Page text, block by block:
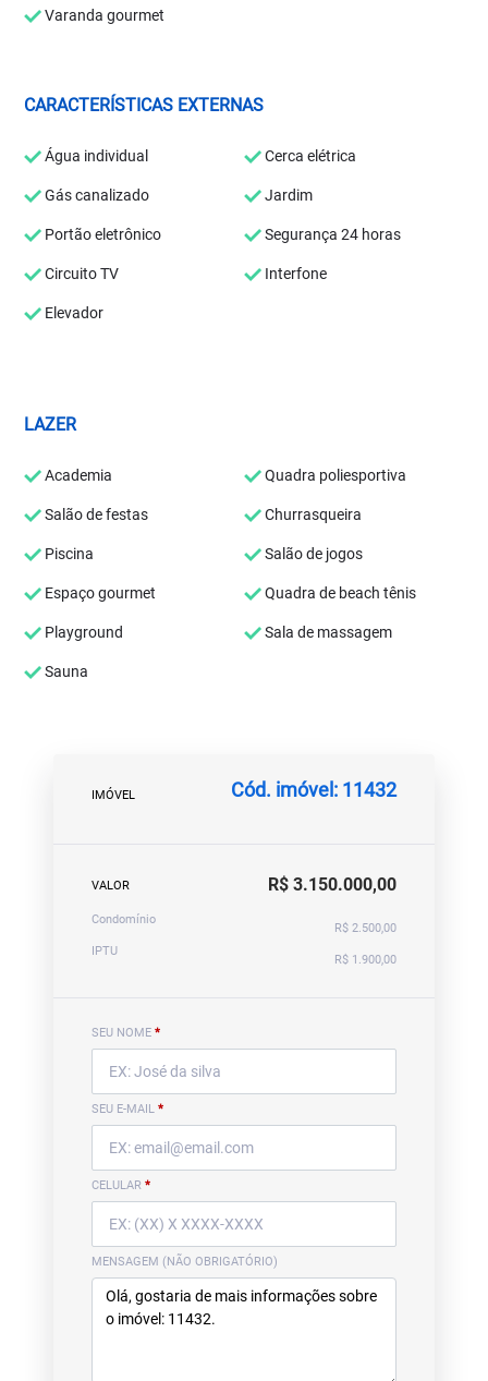
Varanda gourmet
CARACTERÍSTICAS EXTERNAS
Água individual Cerca elétrica
Gás canalizado Jardim
Portão eletrônico Segurança 24 horas
Circuito TV Interfone
Elevador
LAZER
Academia Quadra poliesportiva
Salão de festas Churrasqueira
Piscina Salão de jogos
Espaço gourmet Quadra de beach tênis
Playground Sala de massagem
Sauna
IMÓVEL Cód. imóvel: 11432
VALOR R$ 3.150.000,00
Condomínio
R$ 2.500,00
IPTU
R$ 1.900,00
SEU NOME *
SEU E-MAIL *
CELULAR *
MENSAGEM (NÃO OBRIGATÓRIO)